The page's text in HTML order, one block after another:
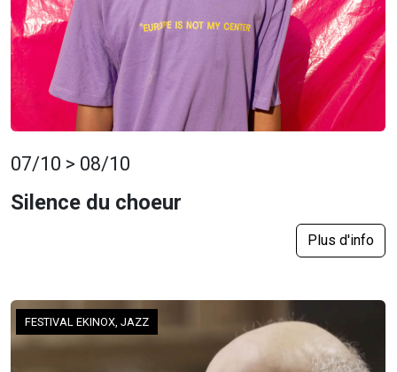
07/10 > 08/10
Silence du choeur
Plus d'info
FESTIVAL EKINOX, JAZZ